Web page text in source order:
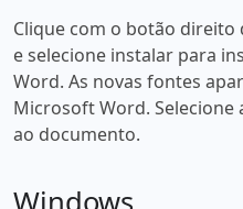
Clique com o botão direito
e selecione instalar para
Word. As novas fontes
Microsoft Word. Selecione
ao documento.